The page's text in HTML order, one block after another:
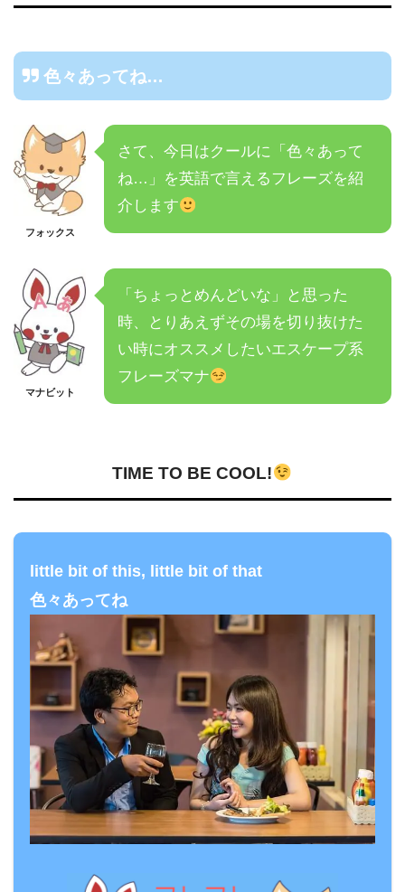
色々あってね…
フォックス
さて、今日はクールに「色々あって
ね…」を英語で言えるフレーズを紹
介します
マナビット
「ちょっとめんどいな」と思った
時、とりあえずその場を切り抜けた
い時にオススメしたいエスケープ系
フレーズマナ
TIME TO BE COOL!
little bit of this, little bit of that
色々あってね